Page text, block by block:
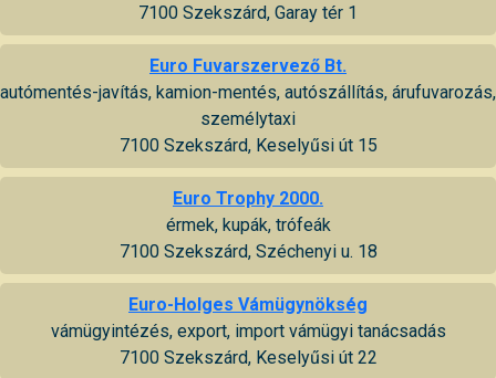
7100 Szekszárd, Garay tér 1
Euro Fuvarszervező Bt.
autómentés-javítás, kamion-mentés, autószállítás, árufuvarozás,
személytaxi
7100 Szekszárd, Keselyűsi út 15
Euro Trophy 2000.
érmek, kupák, trófeák
7100 Szekszárd, Széchenyi u. 18
Euro-Holges Vámügynökség
vámügyintézés, export, import vámügyi tanácsadás
7100 Szekszárd, Keselyűsi út 22